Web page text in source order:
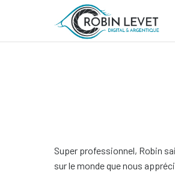
Super professionnel, Robin
sur le monde que nous